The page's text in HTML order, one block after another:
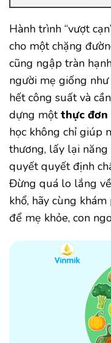
Hành trình “vượt
cho một chặng
cũng ngập tràn
người mẹ giống
hết công suất và
dựng mộtthực đơn
học không chỉ giúp
thương, lấy lại
quyết quyết định
Đừng quá lo lắng
khổ, hãy cùng
để mẹ khỏe, con